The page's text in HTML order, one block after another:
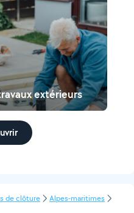
extérieurs
de clôture
Alpes-maritimes